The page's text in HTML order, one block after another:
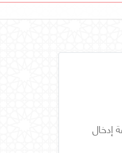
والنفاذية الحرارية — الجزء 3 : طريقة إدخال